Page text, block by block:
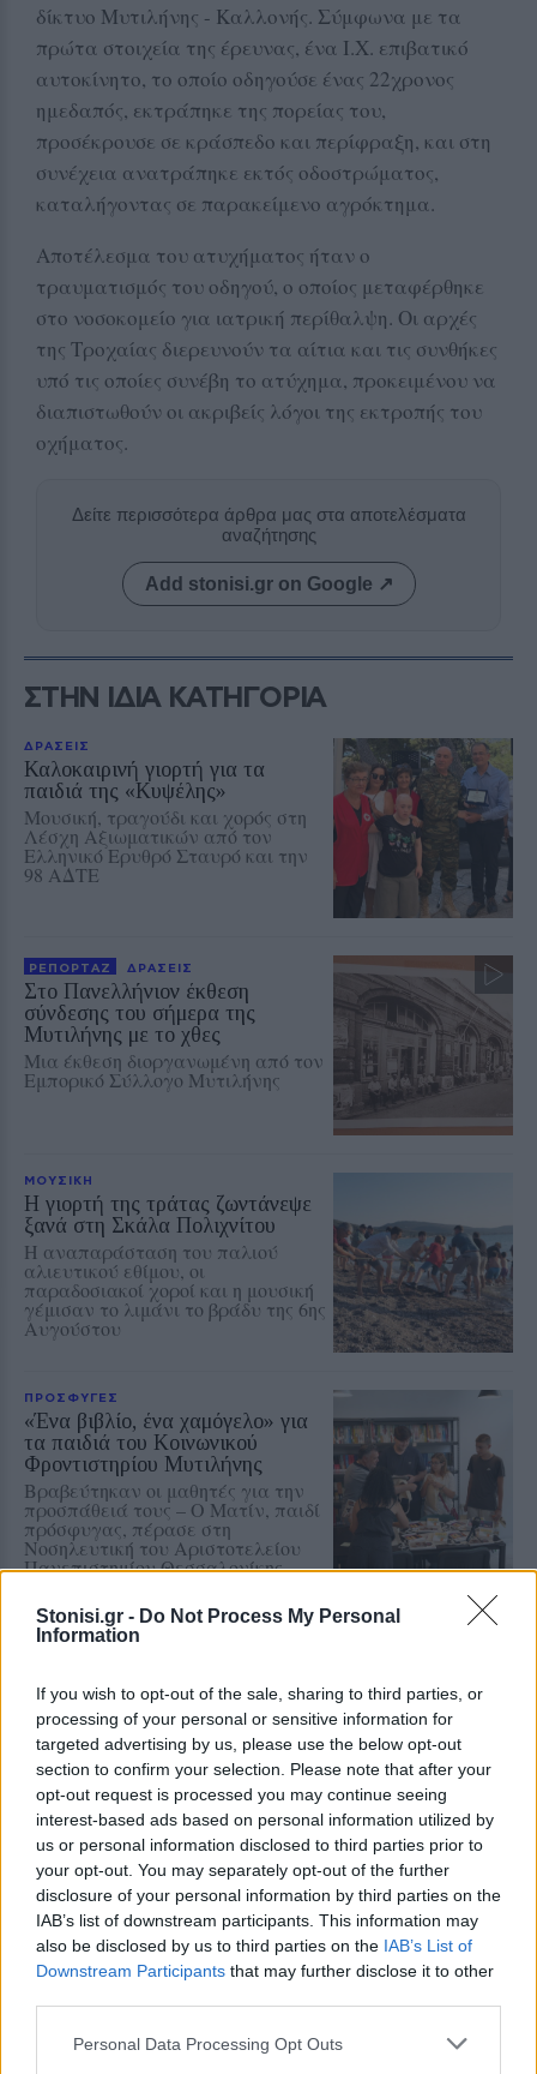
Stonisi.gr - Do Not Process My Personal
Information
If you wish to opt-out of the sale, sharing to third parties, or
processing of your personal or sensitive information for
targeted advertising by us, please use the below opt-out
section to confirm your selection. Please note that after your
opt-out request is processed you may continue seeing
interest-based ads based on personal information utilized by
us or personal information disclosed to third parties prior to
your opt-out. You may separately opt-out of the further
disclosure of your personal information by third parties on the
IAB’s list of downstream participants. This information may
also be disclosed by us to third parties on the IAB’s List of
Downstream Participants that may further disclose it to other
Personal Data Processing Opt Outs
δίκτυο Μυτιλήνης - Καλλονής. Σύμφωνα με τα
πρώτα στοιχεία της έρευνας, ένα Ι.Χ. επιβατικό
αυτοκίνητο, το οποίο οδηγούσε ένας 22χρονος
ημεδαπός, εκτράπηκε της πορείας του,
προσέκρουσε σε κράσπεδο και περίφραξη, και στη
συνέχεια ανατράπηκε εκτός οδοστρώματος,
καταλήγοντας σε παρακείμενο αγρόκτημα.
Αποτέλεσμα του ατυχήματος ήταν ο
τραυματισμός του οδηγού, ο οποίος μεταφέρθηκε
στο νοσοκομείο για ιατρική περίθαλψη. Οι αρχές
της Τροχαίας διερευνούν τα αίτια και τις συνθήκες
υπό τις οποίες συνέβη το ατύχημα, προκειμένου να
διαπιστωθούν οι ακριβείς λόγοι της εκτροπής του
οχήματος.
Δείτε περισσότερα άρθρα μας στα αποτελέσματα
αναζήτησης
Add stonisi.gr on Google ↗
ΣΤΗΝ ΙΔΙΑ ΚΑΤΗΓΟΡΙΑ
ΔΡΑΣΕΙΣ
Καλοκαιρινή γιορτή για τα
παιδιά της «Κυψέλης»
Μουσική, τραγούδι και χορός στη
Λέσχη Αξιωματικών από τον
Ελληνικό Ερυθρό Σταυρό και την
98 ΑΔΤΕ
ΡΕΠΟΡΤΑΖ ΔΡΑΣΕΙΣ
Στο Πανελλήνιον έκθεση
σύνδεσης του σήμερα της
Μυτιλήνης με το χθες
Μια έκθεση διοργανωμένη από τον
Εμπορικό Σύλλογο Μυτιλήνης
ΜΟΥΣΙΚΗ
Η γιορτή της τράτας ζωντάνεψε
ξανά στη Σκάλα Πολιχνίτου
Η αναπαράσταση του παλιού
αλιευτικού εθίμου, οι
παραδοσιακοί χοροί και η μουσική
γέμισαν το λιμάνι το βράδυ της 6ης
Αυγούστου
ΠΡΟΣΦΥΓΕΣ
«Ένα βιβλίο, ένα χαμόγελο» για
τα παιδιά του Κοινωνικού
Φροντιστηρίου Μυτιλήνης
Βραβεύτηκαν οι μαθητές για την
προσπάθειά τους – Ο Ματίν, παιδί
πρόσφυγας, πέρασε στη
Νοσηλευτική του Αριστοτελείου
Πανεπιστημίου Θεσσαλονίκης
ΡΕΠΟΡΤΑΖ ΔΡΑΣΕΙΣ
Για τον «πυρηνικό εφιάλτη»
ειρήνης Λέσβου
Μια συγκέντρωση γεμάτη
μηνύματα και νοήματα για τον
πόλεμο και την ειρήνη
Δικογραφία σε βάρος 23χρονου
για τροχαίο στην Πέτρα
Το αυτοκίνητο προσέκρουσε σε
περίφραξη και προστατευτικές
μπάρες – Ο οδηγός φέρεται να
εγκατέλειψε το σημείο